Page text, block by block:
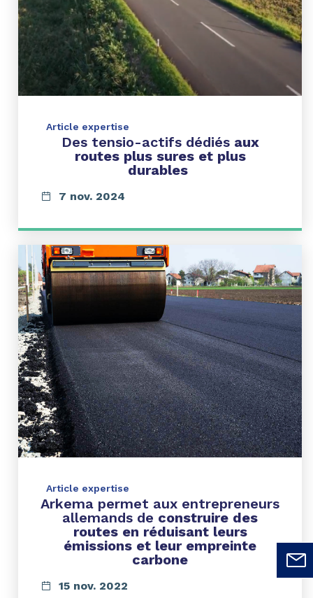
Article expertise
Des tensio-actifs dédiés aux
routes plus sures et plus
durables
7 nov. 2024
Article expertise
Arkema permet aux entrepreneurs
allemands de construire des
routes en réduisant leurs
émissions et leur empreinte
carbone
15 nov. 2022